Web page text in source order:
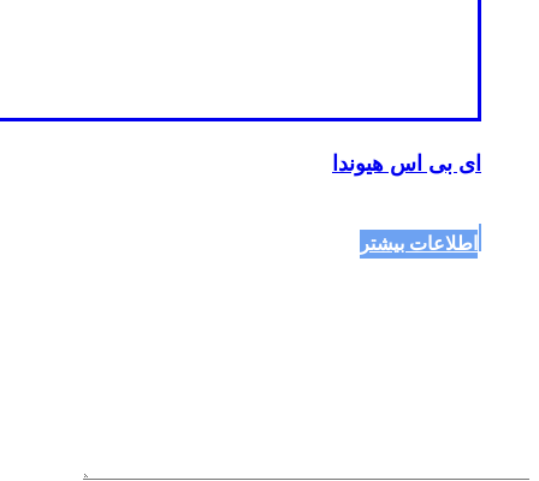
ای بی اس هیوندا
اطلاعات بیشتر